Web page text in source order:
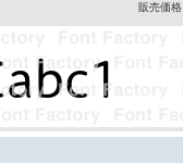
販売価格